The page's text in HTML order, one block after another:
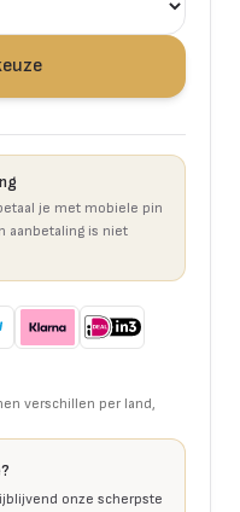
je met mobiele pin
aanbetaling is niet
verschillen per land,
onze scherpste